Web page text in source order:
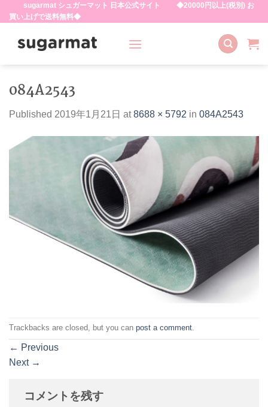
to
content
sugarmat シュガーマット 日本公式サイト ◆20000円以上(税別) お
買い上げで送料無料◆
084A2543
Published 2019年1月21日 at8688 × 5792 in 084A2543
Trackbacks are closed, but you can post a comment.
← Previous
Next →
コメントを残す